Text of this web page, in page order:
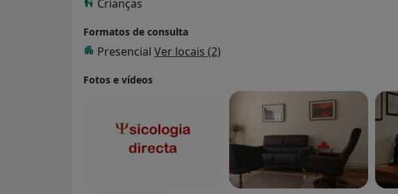
Crianças
Formatos de consulta
Presencial Ver locais (2)
Fotos e vídeos